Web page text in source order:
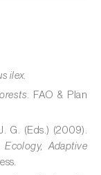
ilex.
. FAO & Plan
G. (Eds.) (2009).
Adaptive